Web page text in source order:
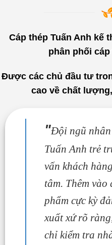
Cáp thép Tuấn Anh kế
phân phối
Được các chủ đầu tư
cao về chất
"Đội ngũ nhân
Tuấn Anh trẻ
vấn khách
tâm. Thêm
phẩm cực kỳ
xuất xứ rõ
chỉ kiểm tra